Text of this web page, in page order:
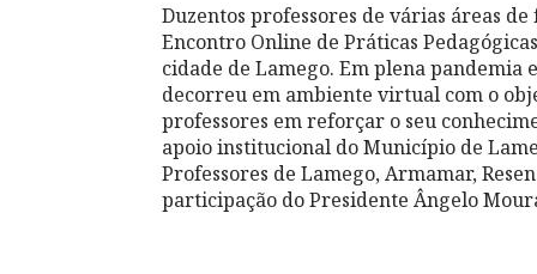
Duzentos professores de várias áreas
Encontro Online de Práticas
cidade de Lamego. Em plena
decorreu em ambiente virtual com o
professores em reforçar o seu
apoio institucional do Município de
Professores de Lamego, Armamar,
participação do Presidente Ângelo